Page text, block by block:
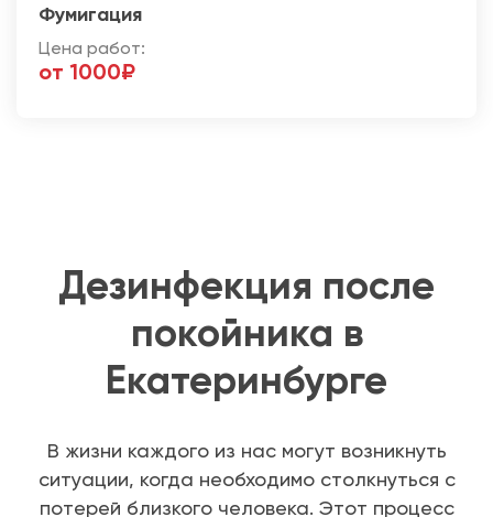
Фумигация
Цена работ:
от 1000₽
Дезинфекция после
покойника в
Екатеринбурге
В жизни каждого из нас могут возникнуть
ситуации, когда необходимо столкнуться с
потерей близкого человека. Этот процесс